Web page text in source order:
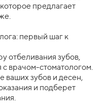
предлагает
первый шаг к
отбеливания зубов,
врачом-стоматологом.
ваших зубов и десен,
и подберет